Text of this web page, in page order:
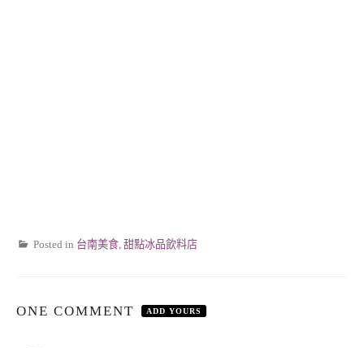
Posted in 台南美食, 甜點冰品飲料店
ONE COMMENT ADD YOURS